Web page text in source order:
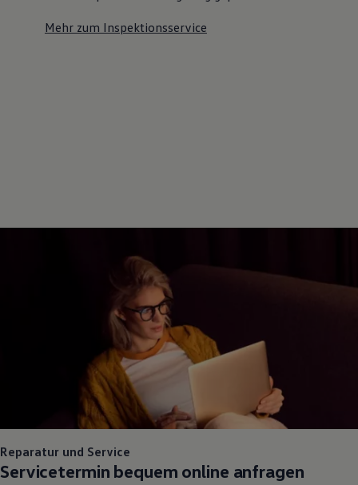
Mehr zum Inspektionsservice
Reparatur und Service
Servicetermin bequem online anfragen